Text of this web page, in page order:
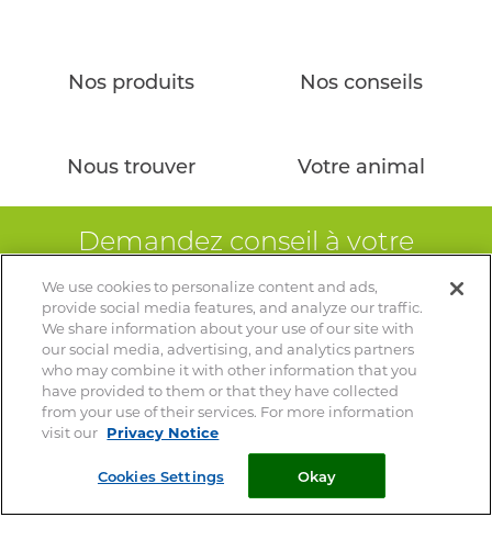
Nos produits Nos conseils
Nous trouver Votre animal
Demandez conseil à votre
pharmacien
Votre vétérinaire est le spécialiste de votre animal – Ce site
ne remplace pas une consultation vétérinaire
© 2026 Clément Thékan
Mentions Légales
Privacy Notice
We use cookies to personalize content and ads,
provide social media features, and analyze our traffic.
We share information about your use of our site with
our social media, advertising, and analytics partners
who may combine it with other information that you
have provided to them or that they have collected
from your use of their services. For more information
visit our Privacy Notice
Cookies Settings Okay